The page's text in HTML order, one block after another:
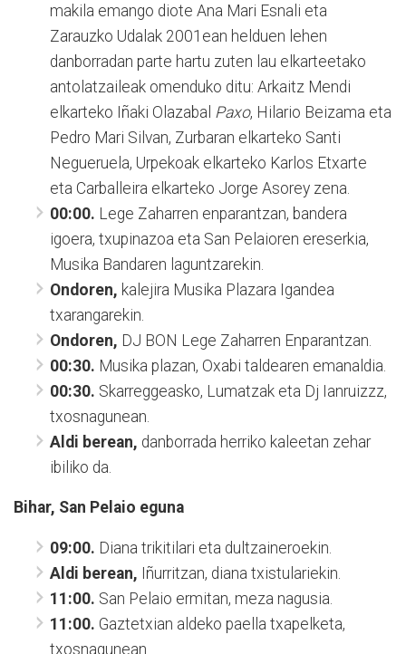
makila emango diote Ana Mari Esnali eta
Zarauzko Udalak 2001ean helduen lehen
danborradan parte hartu zuten lau elkarteetako
antolatzaileak omenduko ditu: Arkaitz Mendi
elkarteko Iñaki Olazabal Paxo, Hilario Beizama eta
Pedro Mari Silvan, Zurbaran elkarteko Santi
Negueruela, Urpekoak elkarteko Karlos Etxarte
eta Carballeira elkarteko Jorge Asorey zena.
​​​​​​00:00. Lege Zaharren enparantzan, bandera
igoera, txupinazoa eta San Pelaioren ereserkia,
Musika Bandaren laguntzarekin.
Ondoren, kalejira Musika Plazara Igandea
txarangarekin.
Ondoren, DJ BON Lege Zaharren Enparantzan.
00:30. Musika plazan, Oxabi taldearen emanaldia.
00:30. Skarreggeasko, Lumatzak eta Dj Ianruizzz,
txosnagunean.
Aldi berean, danborrada herriko kaleetan zehar
ibiliko da.
Bihar, San Pelaio eguna
09:00. Diana trikitilari eta dultzaineroekin.
Aldi berean, Iñurritzan, diana txistulariekin.
11:00. San Pelaio ermitan, meza nagusia.
11:00. Gaztetxian aldeko paella txapelketa,
txosnagunean.